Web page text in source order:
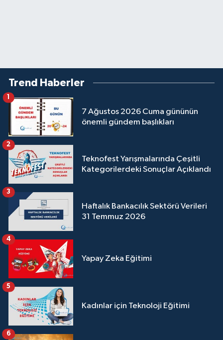
Trend Haberler
7 Ağustos 2026 Cuma gününün
önemli gündem başlıkları
1
Teknofest Yarışmalarında Çeşitli
Kategorilerdeki Sonuçlar Açıklandı
2
Haftalık Bankacılık Sektörü Verileri
31 Temmuz 2026
3
Yapay Zeka Eğitimi
4
Kadınlar için Teknoloji Eğitimi
5
6